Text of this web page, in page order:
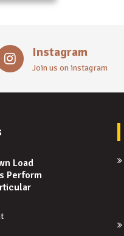
Instagram
Join us on instagram
Load
Perform